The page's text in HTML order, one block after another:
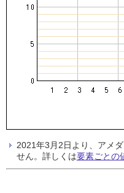
2021年3月2日より、アメ
せん。詳しくは要素ごとの